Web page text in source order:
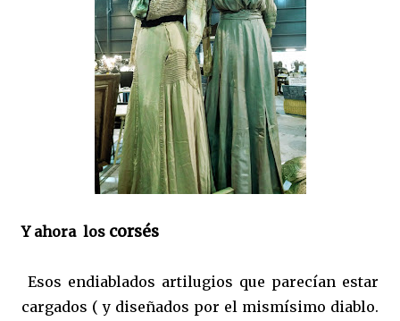
Y ahora los corsés
Esos endiablados artilugios que parecían estar
cargados ( y diseñados por el mismísimo diablo.